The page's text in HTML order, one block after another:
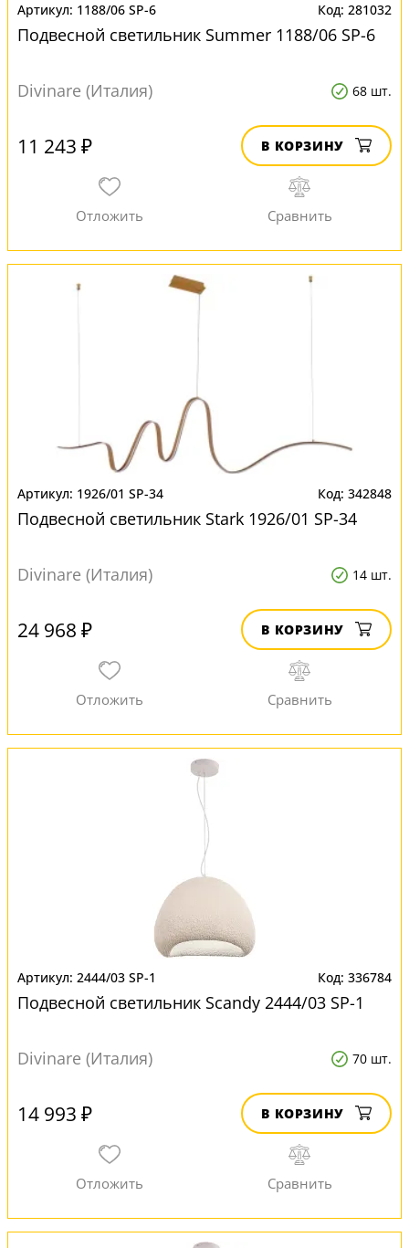
1188/06 SP-6 281032
Подвесной светильник Summer 1188/06 SP-6
Divinare (Италия) 68 шт.
11 243 ₽ В КОРЗИНУ
1926/01 SP-34 342848
Подвесной светильник Stark 1926/01 SP-34
Divinare (Италия) 14 шт.
24 968 ₽ В КОРЗИНУ
2444/03 SP-1 336784
Подвесной светильник Scandy 2444/03 SP-1
Divinare (Италия) 70 шт.
14 993 ₽ В КОРЗИНУ